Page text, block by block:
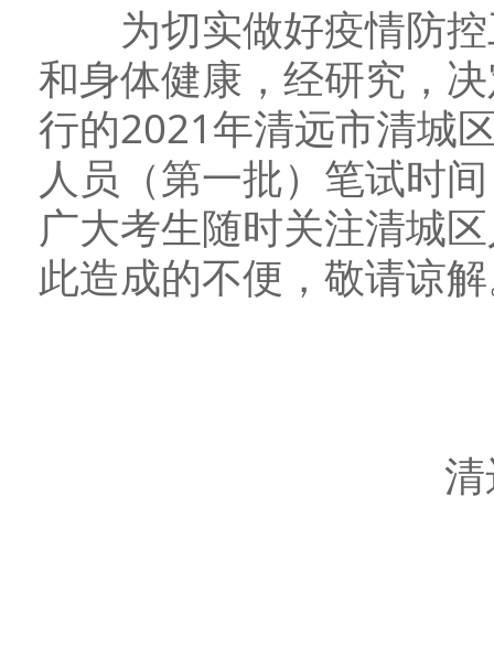
为切实做好疫情防控
和身体健康，经研究，
行的2021年清远市清城
人员（第一批）笔试时
广大考生随时关注清城
此造成的不便，敬请谅